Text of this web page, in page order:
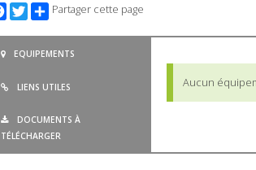
Facebook
TwitterPartager cette page
EQUIPEMENTS
LIENS UTILES
DOCUMENTS À
TÉLÉCHARGER
Aucun